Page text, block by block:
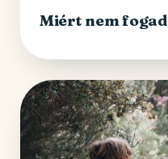
Miért nem fogad